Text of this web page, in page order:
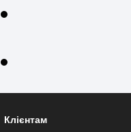
Клієнтам